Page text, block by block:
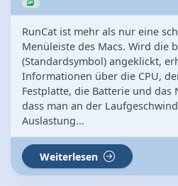
RunCat ist mehr als nur eine
Menüleiste des Macs. Wird die
(Standardsymbol) angeklickt,
Informationen über die CPU,
Festplatte, die Batterie und das
dass man an der
Auslastung...
Weiterlesen